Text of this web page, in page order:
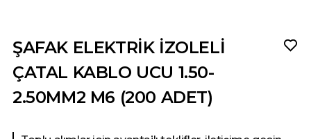
ŞAFAK ELEKTRİK İZOLELİ
ÇATAL KABLO UCU 1.50-
2.50MM2 M6 (200 ADET)